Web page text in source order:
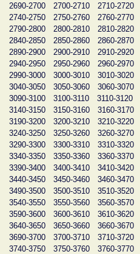
2690-2700
2700-2710 2710-2720
2740-2750
2750-2760 2760-2770
2790-2800
2800-2810 2810-2820
2840-2850
2850-2860 2860-2870
2890-2900
2900-2910 2910-2920
2940-2950
2950-2960 2960-2970
2990-3000
3000-3010 3010-3020
3040-3050
3050-3060 3060-3070
3090-3100
3100-3110 3110-3120
3140-3150
3150-3160 3160-3170
3190-3200
3200-3210 3210-3220
3240-3250
3250-3260 3260-3270
3290-3300
3300-3310 3310-3320
3340-3350
3350-3360 3360-3370
3390-3400
3400-3410 3410-3420
3440-3450
3450-3460 3460-3470
3490-3500
3500-3510 3510-3520
3540-3550
3550-3560 3560-3570
3590-3600
3600-3610 3610-3620
3640-3650
3650-3660 3660-3670
3690-3700
3700-3710 3710-3720
3740-3750
3750-3760 3760-3770